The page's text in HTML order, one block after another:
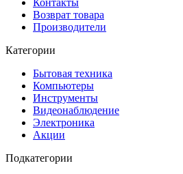
Возврат товара
Производители
Категории
Бытовая техника
Компьютеры
Инструменты
Видеонаблюдение
Электроника
Акции
Подкатегории